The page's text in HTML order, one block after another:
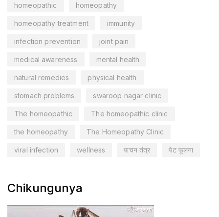
homeopathic homeopathy
homeopathy treatment immunity
infection prevention joint pain
medical awareness mental health
natural remedies physical health
stomach problems swaroop nagar clinic
The homeopathic The homeopathic clinic
the homeopathy The Homeopathy Clinic
viral infection wellness पाचन तंत्र पेट फूलना
Chikungunya